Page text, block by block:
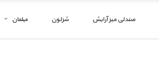
صندلی میز آرایش شزلون مبلمان